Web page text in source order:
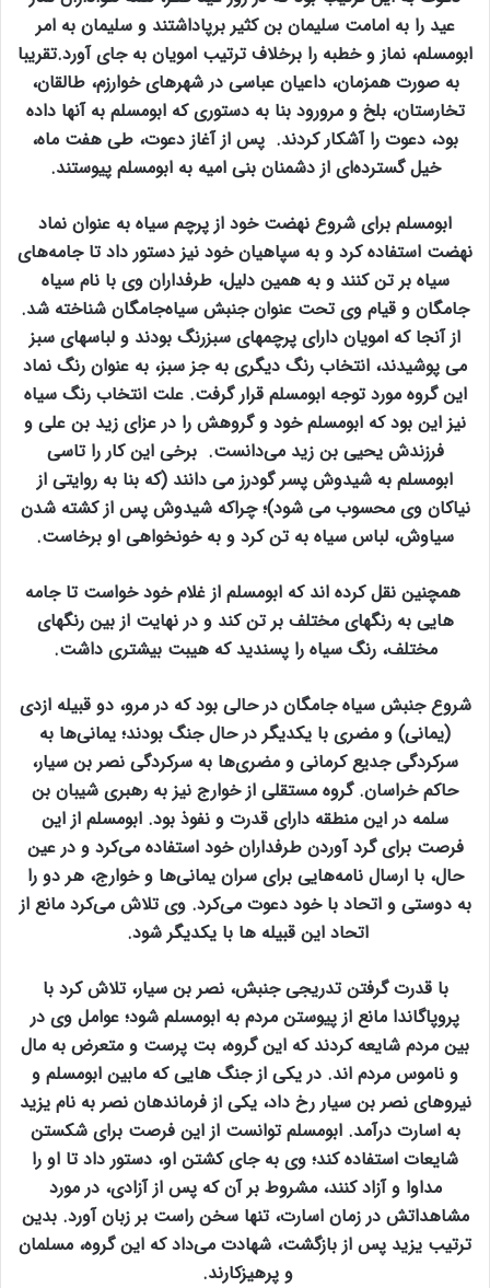
عید را به امامت سلیمان بن کثیر برپاداشتند و سلیمان به امر
ابومسلم، نماز و خطبه را برخلاف ترتیب امویان به جای آورد.تقریبا
به صورت همزمان، داعیان عباسی در شهرهای خوارزم، طالقان،
تخارستان، بلخ و مرورود بنا به دستوری که ابومسلم به آنها داده
بود، دعوت را آشکار کردند. پس از آغاز دعوت، طی هفت ماه،
خیل گسترده‌ای از دشمنان بنی امیه به ابومسلم پیوستند.
ابومسلم برای شروع نهضت خود از پرچم سیاه به عنوان نماد
نهضت استفاده کرد و به سپاهیان خود نیز دستور داد تا جامه‌های
سیاه بر تن کنند و به همین دلیل، طرفداران وی با نام سیاه
جامگان و قیام وی تحت عنوان جنبش سیاه‌جامگان شناخته شد.
از آنجا که امویان دارای پرچمهای سبزرنگ بودند و لباسهای سبز
می پوشیدند، انتخاب رنگ دیگری به جز سبز، به عنوان رنگ نماد
این گروه مورد توجه ابومسلم قرار گرفت. علت انتخاب رنگ سیاه
نیز این بود که ابومسلم خود و گروهش را در عزای زید بن علی و
فرزندش یحیی بن زید می‌دانست. برخی این کار را تاسی
ابومسلم به شیدوش پسر گودرز می دانند (که بنا به روایتی از
نیاکان وی محسوب می شود)؛ چراکه شیدوش پس از کشته شدن
سیاوش، لباس سیاه به تن کرد و به خونخواهی او برخاست.
همچنین نقل کرده اند که ابومسلم از غلام خود خواست تا جامه
هایی به رنگهای مختلف بر تن کند و در نهایت از بین رنگهای
مختلف، رنگ سیاه را پسندید که هیبت بیشتری داشت.
شروع جنبش سیاه جامگان در حالی بود که در مرو، دو قبیله ازدی
(یمانی) و مضری با یکدیگر در حال جنگ بودند؛ یمانی‌ها به
سرکردگی جدیع کرمانی و مضری‌ها به سرکردگی نصر بن سیار،
حاکم خراسان. گروه مستقلی از خوارج نیز به رهبری شیبان بن
سلمه در این منطقه دارای قدرت و نفوذ بود. ابومسلم از این
فرصت برای گرد آوردن طرفداران خود استفاده می‌کرد و در عین
حال، با ارسال نامه‌هایی برای سران یمانی‌ها و خوارج، هر دو را
به دوستی و اتحاد با خود دعوت می‌کرد. وی تلاش می‌کرد مانع از
اتحاد این قبیله ها با یکدیگر شود.
با قدرت گرفتن تدریجی جنبش، نصر بن سیار، تلاش کرد با
پروپاگاندا مانع از پیوستن مردم به ابومسلم شود؛ عوامل وی در
بین مردم شایعه کردند که این گروه، بت پرست و متعرض به مال
و ناموس مردم اند. در یکی از جنگ هایی که مابین ابومسلم و
نیروهای نصر بن سیار رخ داد، یکی از فرماندهان نصر به نام یزید
به اسارت درآمد. ابومسلم توانست از این فرصت برای شکستن
شایعات استفاده کند؛ وی به جای کشتن او، دستور داد تا او را
مداوا و آزاد کنند، مشروط بر آن که پس از آزادی، در مورد
مشاهداتش در زمان اسارت، تنها سخن راست بر زبان آورد. بدین
ترتیب یزید پس از بازگشت، شهادت می‌داد که این گروه، مسلمان
و پرهیزکارند.